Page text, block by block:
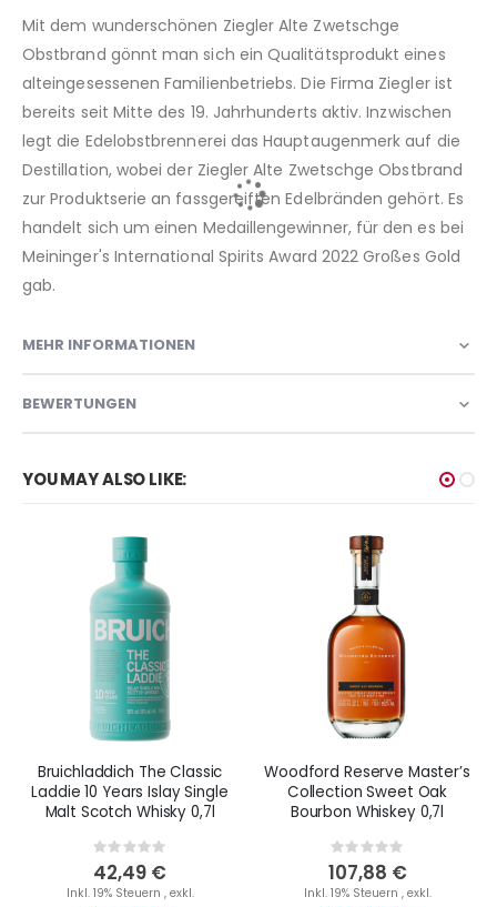
Mit dem wunderschönen Ziegler Alte Zwetschge
Obstbrand gönnt man sich ein Qualitätsprodukt eines
alteingesessenen Familienbetriebs. Die Firma Ziegler ist
bereits seit Mitte des 19. Jahrhunderts aktiv. Inzwischen
legt die Edelobstbrennerei das Hauptaugenmerk auf die
Destillation, wobei der Ziegler Alte Zwetschge Obstbrand
zur Produktserie an fassgereiften Edelbränden gehört. Es
handelt sich um einen Medaillengewinner, für den es bei
Meininger's International Spirits Award 2022 Großes Gold
gab.
MEHR INFORMATIONEN
BEWERTUNGEN
YOU MAY ALSO LIKE:
Bruichladdich The Classic
Laddie 10 Years Islay Single
Malt Scotch Whisky 0,7l
Rating:
0%
42,49 €
Inkl. 19% Steuern , exkl.
Woodford Reserve Master’s
Collection Sweet Oak
Bourbon Whiskey 0,7l
Rating:
0%
107,88 €
Inkl. 19% Steuern , exkl.